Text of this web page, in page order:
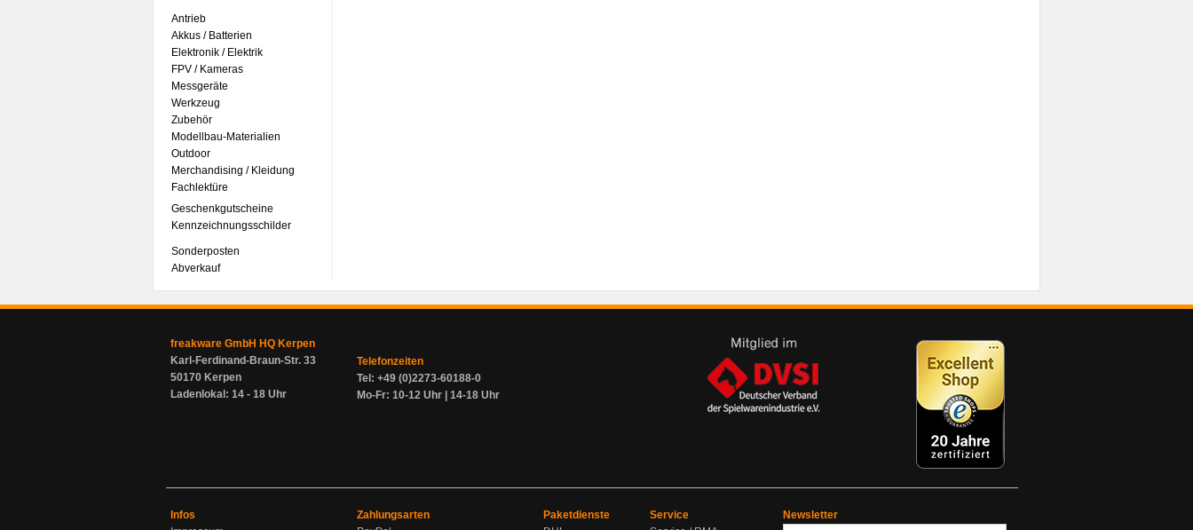
Antrieb
Akkus / Batterien
Elektronik / Elektrik
FPV / Kameras
Messgeräte
Werkzeug
Zubehör
Modellbau-Materialien
Outdoor
Merchandising / Kleidung
Fachlektüre
Geschenkgutscheine
Kennzeichnungsschilder
Sonderposten
Abverkauf
freakware GmbH HQ Kerpen
Karl-Ferdinand-Braun-Str. 33
50170 Kerpen
Ladenlokal: 14 - 18 Uhr
Telefonzeiten
Tel: +49 (0)2273-60188-0
Mo-Fr: 10-12 Uhr | 14-18 Uhr
Infos
Zahlungsarten
Paketdienste
Service
Newsletter